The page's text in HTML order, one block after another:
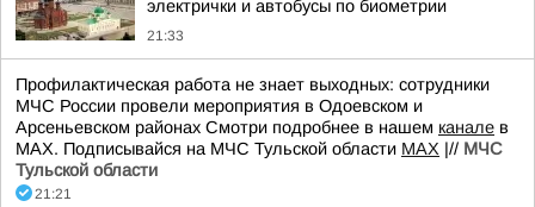
электрички и автобусы по биометрии
21:33
Профилактическая работа не знает выходных: сотрудники
МЧС России провели мероприятия в Одоевском и
Арсеньевском районах Смотри подробнее в нашем канале в
МАХ. Подписывайся на МЧС Тульской области MAX |// МЧС
Тульской области
21:21